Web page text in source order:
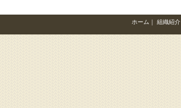
ホーム ｜ 組織紹介